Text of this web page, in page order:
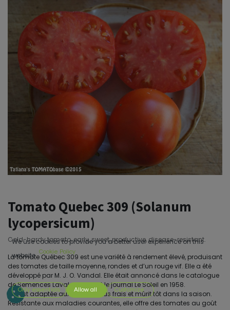
Tomato Quebec 309 (Solanum
lycopersicum)
Cold-hardy tomato, early, sweet, productive, disease-resistant.
La tomate Québec 309 est une variété à rendement élevé, produisant
des tomates de taille moyenne, rondes et d’un rouge vif. Elle a été
développé par M. J. O. Vandal. Elle était annoncé dans le catalogue
de Semences Laval en 1955, et le journal Le Soleil en 1958.
Elle est adaptée aux climats plus frais et mûrit tôt dans la saison.
Résistante aux maladies courantes, elle offre des tomates au goût
We use cookies to provide you a better user experience on this
website. Cookie Policy
Only essentials Allow all Customize